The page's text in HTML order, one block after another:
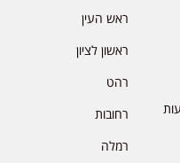
ראש העין
ראשון לציון
רהט
רחובות
רמלה